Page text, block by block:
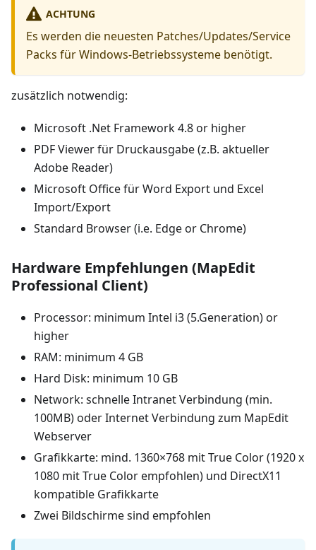
ACHTUNG
Es werden die neuesten Patches/Updates/Service
Packs für Windows-Betriebssysteme benötigt.
zusätzlich notwendig:
Microsoft .Net Framework 4.8 or higher
PDF Viewer für Druckausgabe (z.B. aktueller
Adobe Reader)
Microsoft Office für Word Export und Excel
Import/Export
Standard Browser (i.e. Edge or Chrome)
Hardware Empfehlungen (MapEdit
Professional Client)
Processor: minimum Intel i3 (5.Generation) or
higher
RAM: minimum 4 GB
Hard Disk: minimum 10 GB
Network: schnelle Intranet Verbindung (min.
100MB) oder Internet Verbindung zum MapEdit
Webserver
Grafikkarte: mind. 1360×768 mit True Color (1920 x
1080 mit True Color empfohlen) und DirectX11
kompatible Grafikkarte
Zwei Bildschirme sind empfohlen